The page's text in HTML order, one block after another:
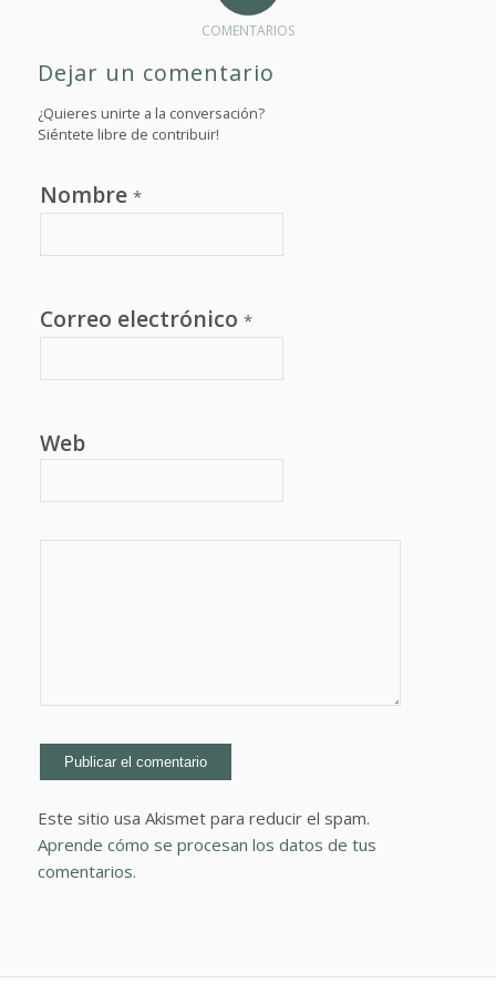
COMENTARIOS
Dejar un comentario
¿Quieres unirte a la conversación?
Siéntete libre de contribuir!
Nombre *
Correo electrónico *
Web
Este sitio usa Akismet para reducir el spam.
Aprende cómo se procesan los datos de tus
comentarios.